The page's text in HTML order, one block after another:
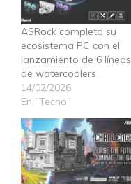
ASRock completa su
ecosistema PC con el
lanzamiento de 6 líneas
de watercoolers
14/02/2026
En "Tecno"